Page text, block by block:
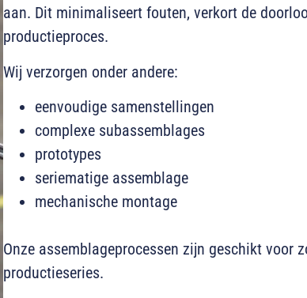
aan. Dit minimaliseert fouten, verkort de
productieproces.
Wij verzorgen onder andere:
eenvoudige samenstellingen
complexe subassemblages
prototypes
seriematige assemblage
mechanische montage
Onze assemblageprocessen zijn geschikt voor
productieseries.